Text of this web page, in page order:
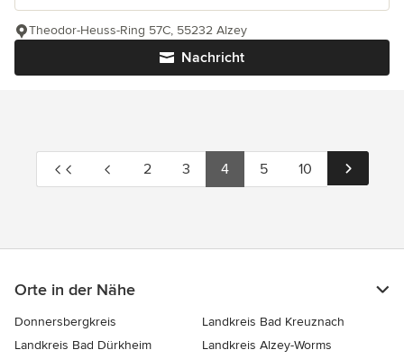
Nachricht
Theodor-Heuss-Ring 57C, 55232 Alzey
2 3 4 5 10
Orte in der Nähe
Donnersbergkreis
Landkreis Bad Kreuznach
Landkreis Bad Dürkheim
Landkreis Alzey-Worms